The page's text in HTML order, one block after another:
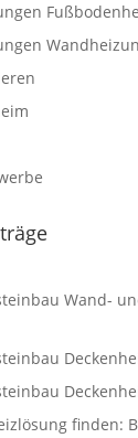
Wand-
finden: